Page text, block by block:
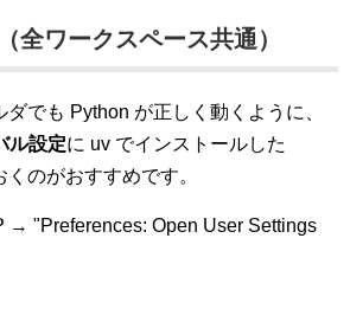
全ワークスペース共通）
ダでも Python が正しく動くように、
ル設定に uv でインストールした
のがおすすめです。
→ "Preferences: Open User Settings